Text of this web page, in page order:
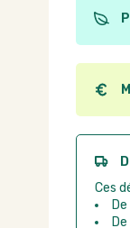
Ce
Quel
Good
Ces
De
De